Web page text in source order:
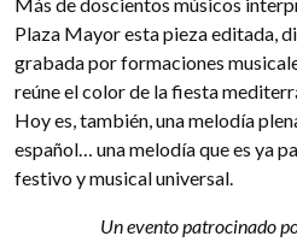
Más de doscientos músicos
Plaza Mayor esta pieza editada,
grabada por formaciones
reúne el color de la fiesta
Hoy es, también, una melodía
español… una melodía que es ya
festivo y musical universal.
Un evento patrocinado